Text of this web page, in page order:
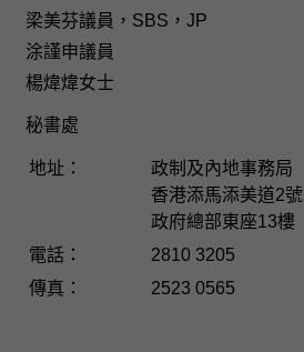
梁美芬議員，SBS，JP
涂謹申議員
楊煒煒女士
秘書處
地址：
政制及內地事務局
香港添馬添美道2號
政府總部東座13樓
電話：
2810 3205
傳真：
2523 0565